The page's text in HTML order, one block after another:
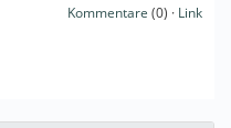
Kommentare (0) · Link